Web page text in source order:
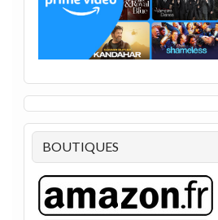
BOUTIQUES